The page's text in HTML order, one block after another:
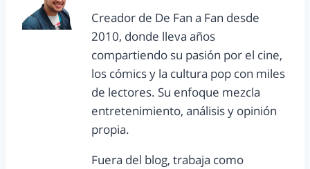
Creador de De Fan a Fan desde
2010, donde lleva años
compartiendo su pasión por el cine,
los cómics y la cultura pop con miles
de lectores. Su enfoque mezcla
entretenimiento, análisis y opinión
propia.
Fuera del blog, trabaja como